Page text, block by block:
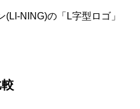
NING)の「L字型ロゴ」